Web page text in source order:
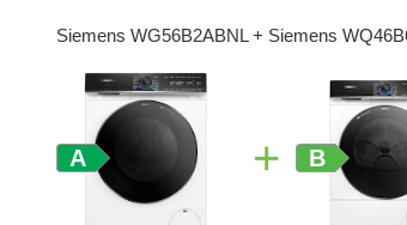
Siemens WG56B2ABNL+ Siemens
A + B